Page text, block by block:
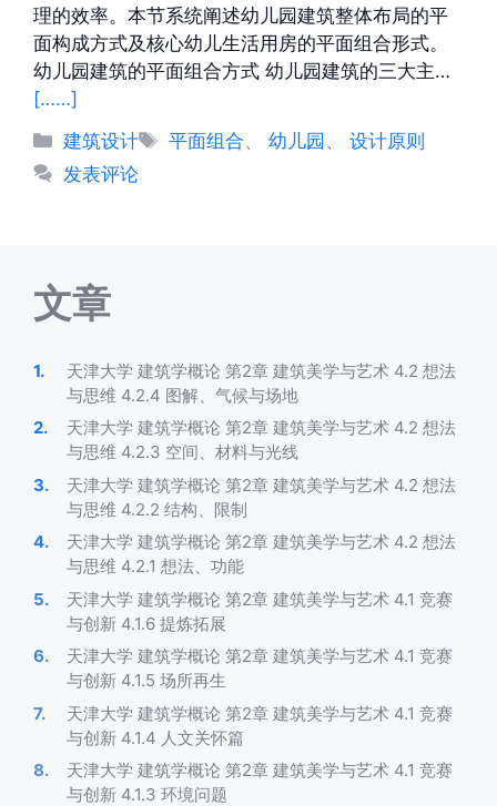
理的效率。本节系统阐述幼儿园建筑整体布局的平
面构成方式及核心幼儿生活用房的平面组合形式。
幼儿园建筑的平面组合方式 幼儿园建筑的三大主…
[……]
分
类
建筑设计
标
平面组合 、幼儿园 、设计原则
发表评论
文章
天津大学 建筑学概论 第2章 建筑美学与艺术 4.2 想法
与思维 4.2.4 图解、气候与场地
天津大学 建筑学概论 第2章 建筑美学与艺术 4.2 想法
与思维 4.2.3 空间、材料与光线
天津大学 建筑学概论 第2章 建筑美学与艺术 4.2 想法
与思维 4.2.2 结构、限制
天津大学 建筑学概论 第2章 建筑美学与艺术 4.2 想法
与思维 4.2.1 想法、功能
天津大学 建筑学概论 第2章 建筑美学与艺术 4.1 竞赛
与创新 4.1.6 提炼拓展
天津大学 建筑学概论 第2章 建筑美学与艺术 4.1 竞赛
与创新 4.1.5 场所再生
天津大学 建筑学概论 第2章 建筑美学与艺术 4.1 竞赛
与创新 4.1.4 人文关怀篇
天津大学 建筑学概论 第2章 建筑美学与艺术 4.1 竞赛
与创新 4.1.3 环境问题